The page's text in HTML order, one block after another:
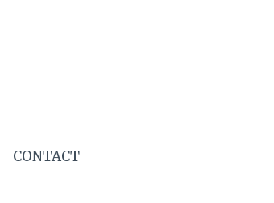
CONTACT